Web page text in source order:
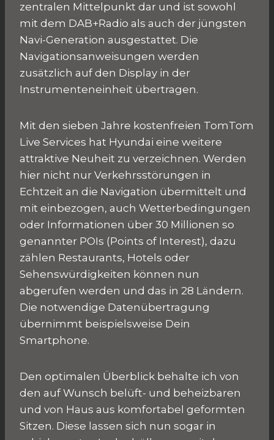
zentralen Mittelpunkt dar und ist sowohl
mit dem DAB+Radio als auch der jüngsten
Navi-Generation ausgestattet. Die
Navigationsanweisungen werden
zusätzlich auf den Display in der
Instrumenteneinheit übertragen.
Mit den sieben Jahre kostenfreien TomTom
Live Services hat Hyundai eine weitere
attraktive Neuheit zu verzeichnen. Werden
hier nicht nur Verkehrsstörungen in
Echtzeit an die Navigation übermittelt und
mit einbezogen, auch Wetterbedingungen
oder Informationen über 30 Millionen so
genannter POIs (Points of Interest), dazu
zählen Restaurants, Hotels oder
Sehenswürdigkeiten können nun
abgerufen werden und das in 28 Ländern.
Die notwendige Datenübertragung
übernimmt beispielsweise Dein
Smartphone.
Den optimalen Überblick behalte ich von
den auf Wunsch belüft- und beheizbaren
und von Haus aus komfortabel geformten
Sitzen. Diese lassen sich nun sogar in